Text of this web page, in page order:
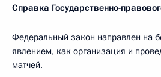
Справка Государственно-
Федеральный закон направлен на
явлением, как организация и
матчей.